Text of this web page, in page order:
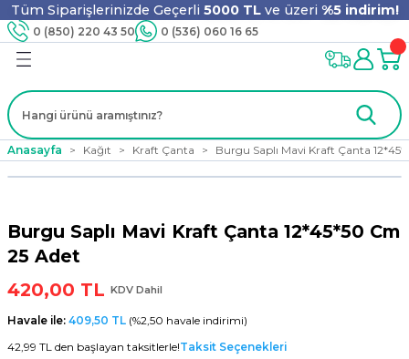
Tüm Siparişlerinizde Geçerli 5000 TLve üzeri %5 indirim!
0 (850) 220 43 50 0 (536) 060 16 65
Geri Dön
Geri Dön
Ürünleri
Geri Dön
Geri Dön
Tahta Karıştırıcı
Geri Dön
Geri Dön
Geri Dön
Geri Dön
Anasayfa Kağıt Kraft Çanta Burgu Saplı Mavi Kraft Çanta
Burgu Saplı Mavi Kraft Çanta 12*45*50 Cm
25 Adet
420,00 TL KDV Dahil
Havale ile: 409,50 TL (%2,50 havale indirimi)
42,99 TL den başlayan taksitlerle!Taksit Seçenekleri